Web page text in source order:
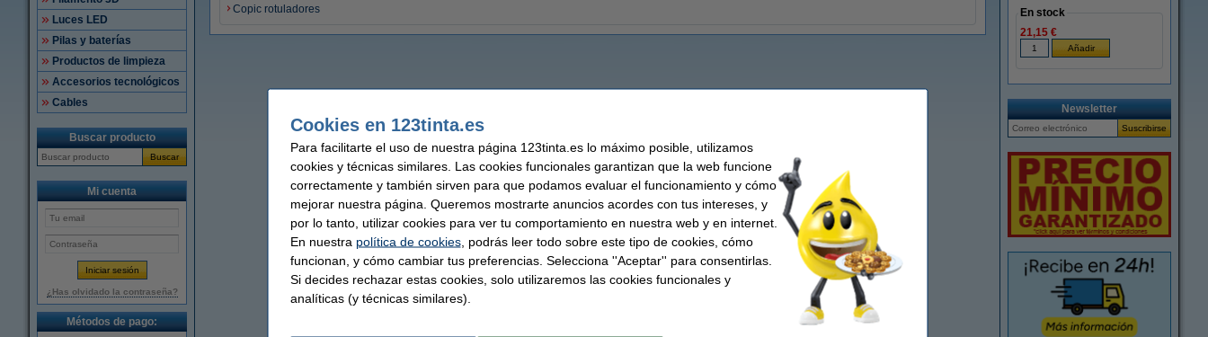
Luces LED
Pilas y baterías
Productos de limpieza
Accesorios tecnológicos
Cables
Buscar producto
Buscar
Mi cuenta
¿Has olvidado la contraseña?
Métodos de pago:
Copic rotuladores
En stock
21,15 €
Newsletter
Cookies en 123tinta.es
Para facilitarte el uso de nuestra página 123tinta.es lo máximo posible, utilizamos
cookies y técnicas similares. Las cookies funcionales garantizan que la web funcione
correctamente y también sirven para que podamos evaluar el funcionamiento y cómo
mejorar nuestra página. Queremos mostrarte anuncios acordes con tus intereses, y
por lo tanto, utilizar cookies para ver tu comportamiento en nuestra web y en internet.
En nuestra política de cookies, podrás leer todo sobre este tipo de cookies, cómo
funcionan, y cómo cambiar tus preferencias. Selecciona ''Aceptar'' para consentirlas.
Si decides rechazar estas cookies, solo utilizaremos las cookies funcionales y
analíticas (y técnicas similares).